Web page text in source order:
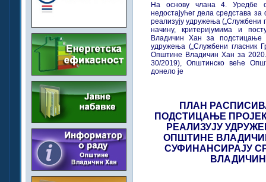
На основу члана 4. Уредбе
недостајућег дела средстава
реализују удружења („Службени
начину, критеријумима и
Владичин Хан за подстицање
удружења („Службени гласник
Општине Владичин Хан за 2020.
30/2019), Општинско веће
донело је
ПЛАН
ПОДСТИЦАЊЕ
РЕАЛИЗУЈУ
ОПШТИНЕ
СУФИНАНСИРАЈУ
ВЛАДИЧИН